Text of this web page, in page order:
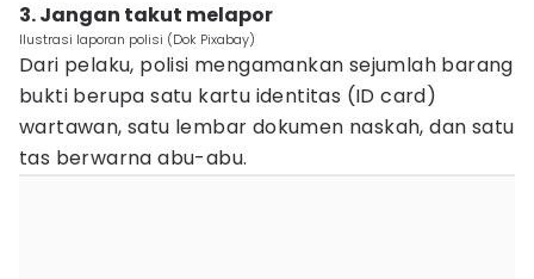
3. Jangan takut melapor
Ilustrasi laporan polisi (Dok Pixabay)
Dari pelaku, polisi mengamankan sejumlah barang
bukti berupa satu kartu identitas (ID card)
wartawan, satu lembar dokumen naskah, dan satu
tas berwarna abu-abu.